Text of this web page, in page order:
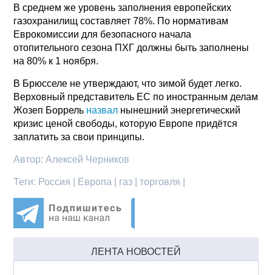
В среднем же уровень заполнения европейских
газохранилищ составляет 78%. По нормативам
Еврокомиссии для безопасного начала
отопительного сезона ПХГ должны быть заполнены
на 80% к 1 ноября.
В Брюсселе не утверждают, что зимой будет легко.
Верховный представитель ЕС по иностранным делам
Жозеп Боррель назвал нынешний энергетический
кризис ценой свободы, которую Европе придётся
заплатить за свои принципы.
Автор:Алексей Черников
Теги: Россия | Европа | газ | торговля |
ЛЕНТА НОВОСТЕЙ